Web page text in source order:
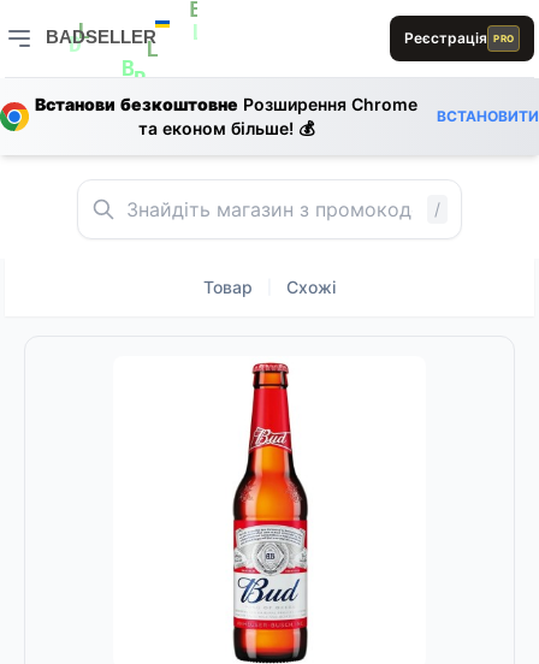
E
B
L
L
A
0
D
R
A
B
L 1
D
BADSELLER
BADSELLER — порівняння цін і знижки
Реєстрація PRO
Встанови безкоштовне Розширення Chrome
та економ більше! 💰
ВСТАНОВИТИ
/
Товар Схожі